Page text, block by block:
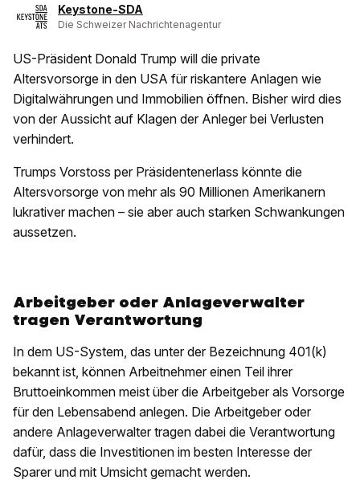
Keystone-SDA
Die Schweizer Nachrichtenagentur
US-Präsident Donald Trump will die private
Altersvorsorge in den USA für riskantere Anlagen wie
Digitalwährungen und Immobilien öffnen. Bisher wird dies
von der Aussicht auf Klagen der Anleger bei Verlusten
verhindert.
Trumps Vorstoss per Präsidentenerlass könnte die
Altersvorsorge von mehr als 90 Millionen Amerikanern
lukrativer machen – sie aber auch starken Schwankungen
aussetzen.
Arbeitgeber oder Anlageverwalter
tragen Verantwortung
In dem US-System, das unter der Bezeichnung 401(k)
bekannt ist, können Arbeitnehmer einen Teil ihrer
Bruttoeinkommen meist über die Arbeitgeber als Vorsorge
für den Lebensabend anlegen. Die Arbeitgeber oder
andere Anlageverwalter tragen dabei die Verantwortung
dafür, dass die Investitionen im besten Interesse der
Sparer und mit Umsicht gemacht werden.